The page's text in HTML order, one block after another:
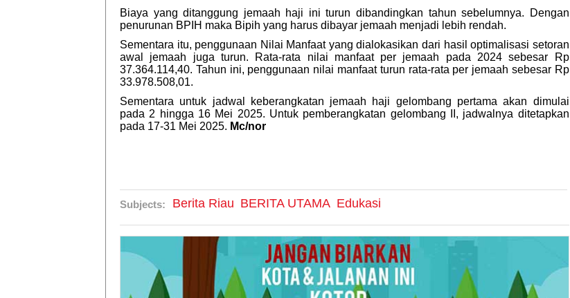
Biaya yang ditanggung jemaah haji ini turun dibandingkan tahun sebelumnya. Dengan
penurunan BPIH maka Bipih yang harus dibayar jemaah menjadi lebih rendah.
Sementara itu, penggunaan Nilai Manfaat yang dialokasikan dari hasil optimalisasi setoran
awal jemaah juga turun. Rata-rata nilai manfaat per jemaah pada 2024 sebesar Rp
37.364.114,40. Tahun ini, penggunaan nilai manfaat turun rata-rata per jemaah sebesar Rp
33.978.508,01.
Sementara untuk jadwal keberangkatan jemaah haji gelombang pertama akan dimulai
pada 2 hingga 16 Mei 2025. Untuk pemberangkatan gelombang II, jadwalnya ditetapkan
pada 17-31 Mei 2025. Mc/nor
Subjects: Berita Riau BERITA UTAMA Edukasi